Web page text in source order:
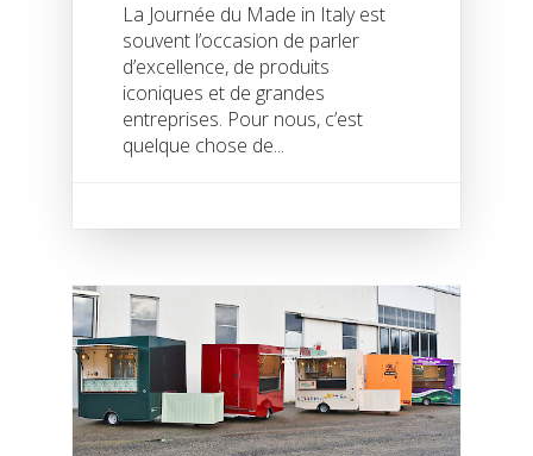
La Journée du Made in Italy est
souvent l’occasion de parler
d’excellence, de produits
iconiques et de grandes
entreprises. Pour nous, c’est
quelque chose de...